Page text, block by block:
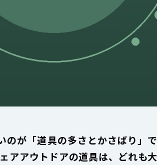
のが「道具の多さとかさばり」で
――アウトドアの道具は、どれも大